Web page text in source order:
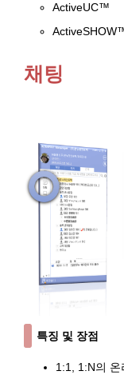
ActiveUC™
채팅
특징 및 장점
1:1, 1:N의 온